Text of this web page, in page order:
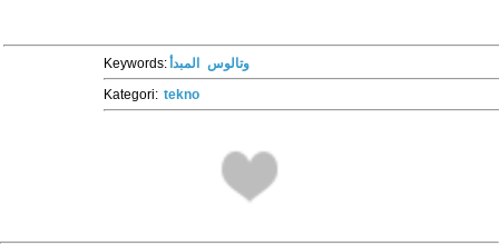
Keywords: وتالوس
المبدأ
Kategori: tekno